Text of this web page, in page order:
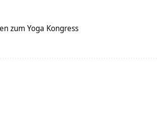
zum Yoga Kongress